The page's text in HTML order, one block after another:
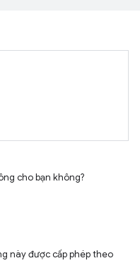
cho bạn không?
này được cấp phép theo